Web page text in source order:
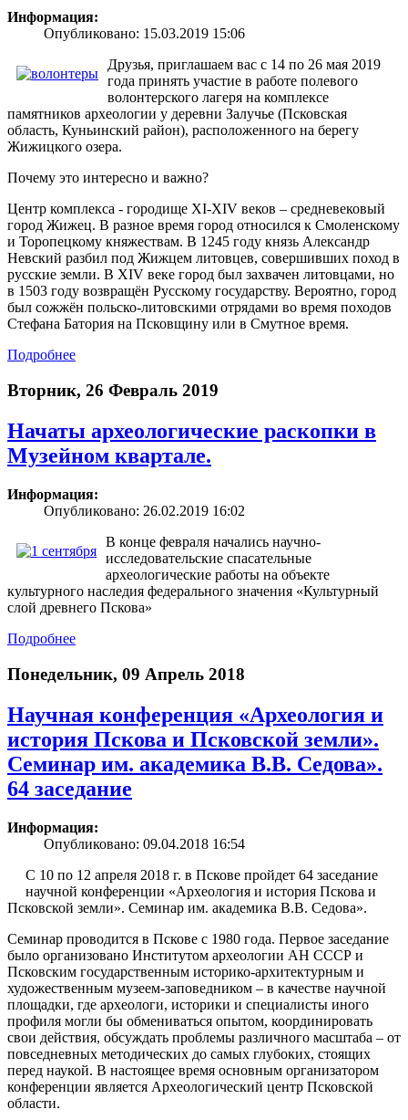
Информация:
Опубликовано: 15.03.2019 15:06
Друзья, приглашаем вас с 14 по 26 мая 2019
года принять участие в работе полевого
волонтерского лагеря на комплексе
памятников археологии у деревни Залучье (Псковская
область, Куньинский район), расположенного на берегу
Жижицкого озера.
Почему это интересно и важно?
Центр комплекса - городище XI-XIV веков – средневековый
город Жижец. В разное время город относился к Смоленскому
и Торопецкому княжествам. В 1245 году князь Александр
Невский разбил под Жижцем литовцев, совершивших поход в
русские земли. В XIV веке город был захвачен литовцами, но
в 1503 году возвращён Русскому государству. Вероятно, город
был сожжён польско-литовскими отрядами во время походов
Стефана Батория на Псковщину или в Смутное время.
Подробнее
Вторник, 26 Февраль 2019
Начаты археологические раскопки в
Музейном квартале.
Информация:
Опубликовано: 26.02.2019 16:02
В конце февраля начались научно-
исследовательские спасательные
археологические работы на объекте
культурного наследия федерального значения «Культурный
слой древнего Пскова»
Подробнее
Понедельник, 09 Апрель 2018
Научная конференция «Археология и
история Пскова и Псковской земли».
Семинар им. академика В.В. Седова».
64 заседание
Информация:
Опубликовано: 09.04.2018 16:54
С 10 по 12 апреля 2018 г. в Пскове пройдет 64 заседание
научной конференции «Археология и история Пскова и
Псковской земли». Семинар им. академика В.В. Седова».
Семинар проводится в Пскове с 1980 года. Первое заседание
было организовано Институтом археологии АН СССР и
Псковским государственным историко-архитектурным и
художественным музеем-заповедником – в качестве научной
площадки, где археологи, историки и специалисты иного
профиля могли бы обмениваться опытом, координировать
свои действия, обсуждать проблемы различного масштаба – от
повседневных методических до самых глубоких, стоящих
перед наукой. В настоящее время основным организатором
конференции является Археологический центр Псковской
области.